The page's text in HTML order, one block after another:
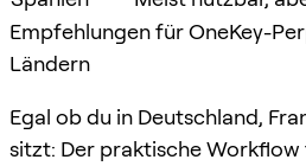
Empfehlungen für OneKey-
Ländern
Egal ob du in Deutschland,
sitzt: Der praktische